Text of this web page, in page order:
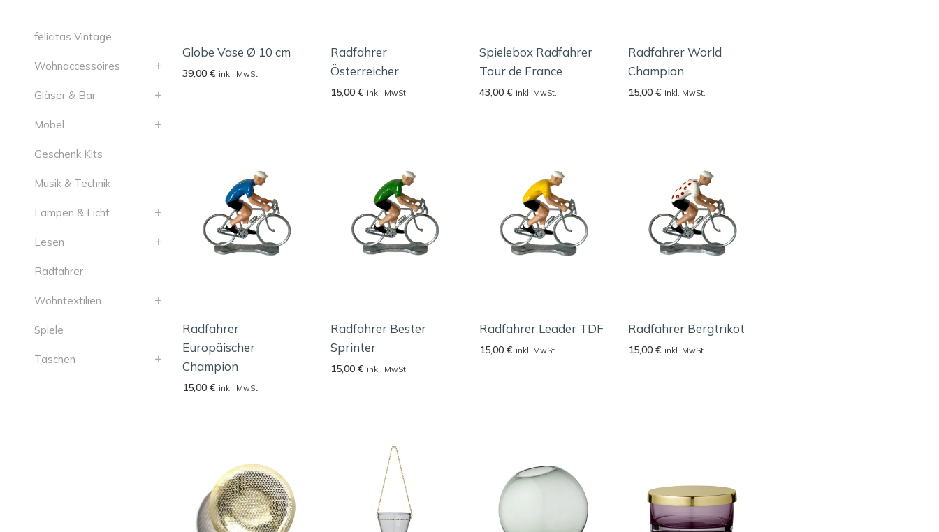
Globe Vase Ø 10 cm
39,00€ inkl. MwSt.
Radfahrer
Österreicher
15,00€ inkl. MwSt.
Spielebox Radfahrer
Tour de France
43,00€ inkl. MwSt.
Radfahrer World
Champion
15,00€ inkl. MwSt.
Radfahrer
Europäischer
Champion
15,00€ inkl. MwSt.
Radfahrer Bester
Sprinter
15,00€ inkl. MwSt.
Radfahrer Leader TDF
15,00€ inkl. MwSt.
Radfahrer Bergtrikot
15,00€ inkl. MwSt.
felicitas Vintage
Wohnaccessoires
Gläser & Bar
Möbel
Geschenk Kits
Musik & Technik
Lampen & Licht
Lesen
Radfahrer
Wohntextilien
Spiele
Taschen